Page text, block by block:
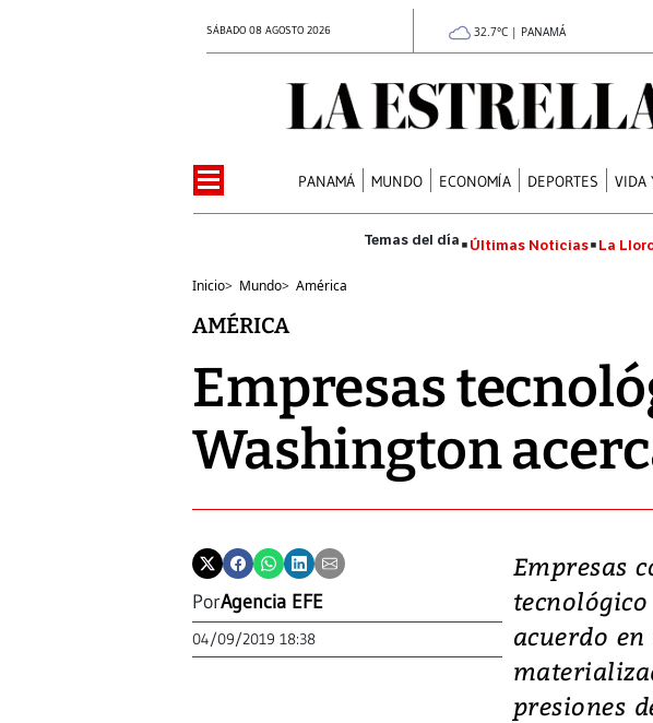
SÁBADO 08 AGOSTO 2026 32.7°C | PANAMÁ
PANAMÁ MUNDO ECONOMÍA DEPORTES VIDA
Últimas Noticias La
Inicio> Mundo> América
AMÉRICA
Empresas
Washington
PorAgencia EFE
04/09/2019 18:38
Empresas
acuerdo
presiones
en